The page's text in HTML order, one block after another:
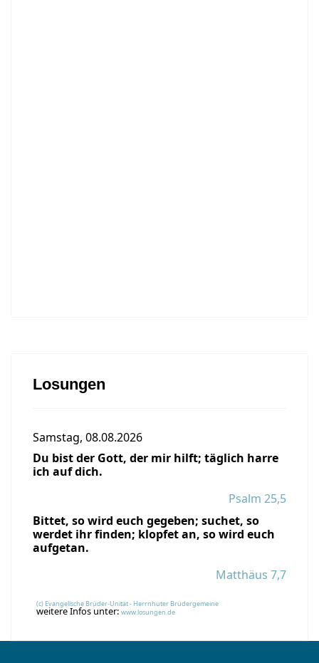
Losungen
Samstag, 08.08.2026
Du bist der Gott, der mir hilft; täglich harre
ich auf dich.
Psalm 25,5
Bittet, so wird euch gegeben; suchet, so
werdet ihr finden; klopfet an, so wird euch
aufgetan.
Matthäus 7,7
(c) Evangelische Brüder-Unität - Herrnhuter Brüdergemeine
weitere Infos unter: www.losungen.de